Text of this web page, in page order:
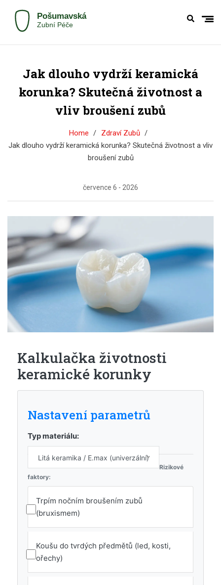
Jak dlouho vydrží keramická
korunka? Skutečná životnost a
vliv broušení zubů
Home
Zdraví Zubů
Jak dlouho vydrží keramická korunka? Skutečná životnost a vliv
broušení zubů
července 6 - 2026
Kalkulačka životnosti
keramické korunky
Nastavení parametrů
Typ materiálu:
Litá keramika / E.max (univerzální)
Rizikové
faktory:
Trpím nočním broušením zubů
(bruxismem)
Koušu do tvrdých předmětů (led, kosti,
ořechy)